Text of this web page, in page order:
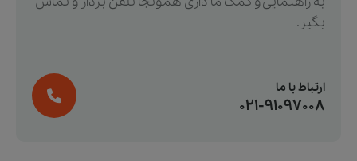
بگیر.
ارتباط با ما
021-91097008